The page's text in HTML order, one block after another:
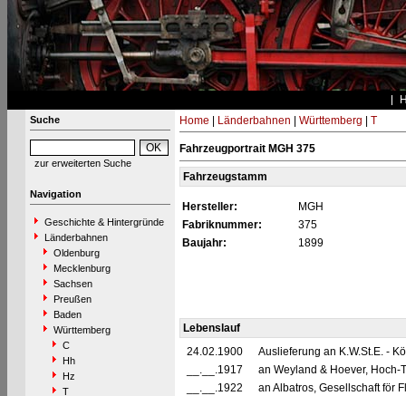
Suche
zur erweiterten Suche
Navigation
Geschichte & Hintergründe
Länderbahnen
Oldenburg
Mecklenburg
Sachsen
Preußen
Baden
Württemberg
C
Hh
Hz
T
Home Länderbahnen Württemberg T
Fahrzeugportrait MGH 375
Fahrzeugstamm
Hersteller:
MGH
Fabriknummer:
375
Baujahr:
1899
Lebenslauf
24.02.1900
Auslieferung an K.W.St.E. -
__.__.1917
an Weyland & Hoever,
__.__.1922
an Albatros, Gesellschaft för